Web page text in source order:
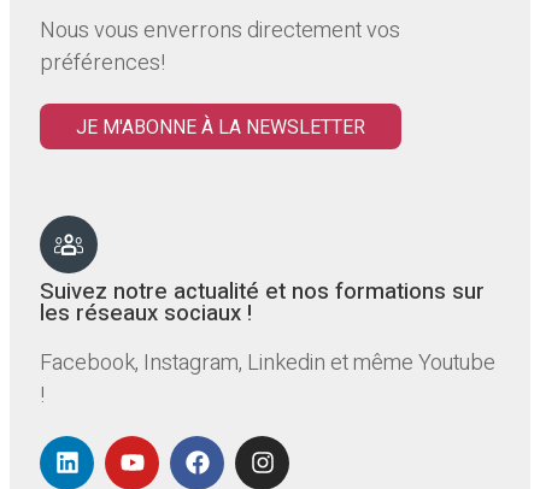
Nous vous enverrons directement vos
préférences!
JE M'ABONNE À LA NEWSLETTER
Suivez notre actualité et nos formations sur
les réseaux sociaux !
Facebook, Instagram, Linkedin et même Youtube
!